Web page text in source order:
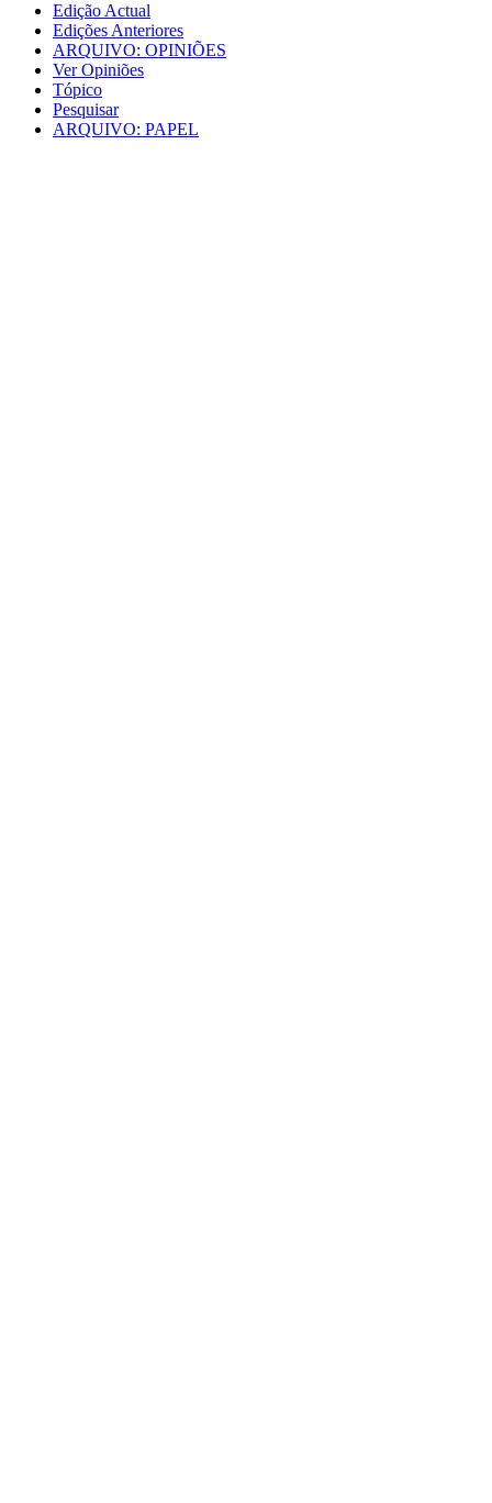
Edição Actual
Edições Anteriores
ARQUIVO: OPINIÕES
Ver Opiniões
Tópico
Pesquisar
ARQUIVO: PAPEL